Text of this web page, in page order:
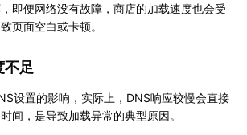
即便网络没有故障，商店的加载速度也会受
页面空白或卡顿。
不足
设置的影响，实际上，DNS响应较慢会直接
间，是导致加载异常的典型原因。